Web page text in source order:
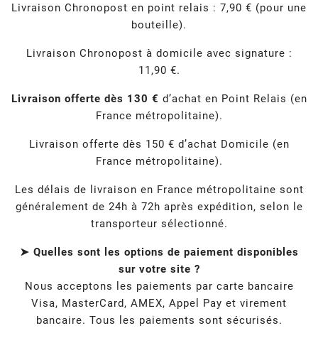
Livraison Chronopost en point relais : 7,90 € (pour une
bouteille).
Livraison Chronopost à domicile avec signature :
11,90 €.
Livraison offerte dès 130 € d’achat en Point Relais (en
France métropolitaine).
Livraison offerte dès 150 € d’achat Domicile (en
France métropolitaine).
Les délais de livraison en France métropolitaine sont
généralement de 24h à 72h après expédition, selon le
transporteur sélectionné.
➤ Quelles sont les options de paiement disponibles
sur votre site ?
Nous acceptons les paiements par carte bancaire
Visa, MasterCard, AMEX, Appel Pay et virement
bancaire. Tous les paiements sont sécurisés.